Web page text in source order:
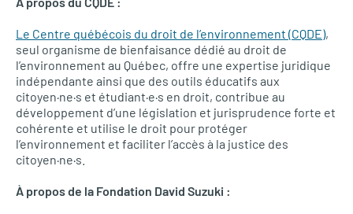
Le Centre québécois du droit de l’environnement (CQDE),
seul organisme de bienfaisance dédié au droit de
l’environnement au Québec, offre une expertise juridique
indépendante ainsi que des outils éducatifs aux
citoyen·ne·s et étudiant·e·s en droit, contribue au
développement d’une législation et jurisprudence forte et
cohérente et utilise le droit pour protéger
l’environnement et faciliter l’accès à la justice des
citoyen·ne·s.
À propos de la Fondation David Suzuki :